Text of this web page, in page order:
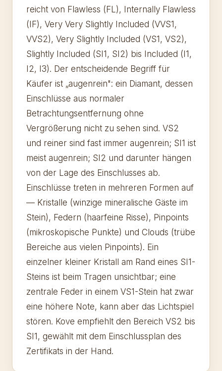
reicht von Flawless (FL), Internally Flawless
(IF), Very Very Slightly Included (VVS1,
VVS2), Very Slightly Included (VS1, VS2),
Slightly Included (SI1, SI2) bis Included (I1,
I2, I3). Der entscheidende Begriff für
Käufer ist „augenrein": ein Diamant, dessen
Einschlüsse aus normaler
Betrachtungsentfernung ohne
Vergrößerung nicht zu sehen sind. VS2
und reiner sind fast immer augenrein; SI1 ist
meist augenrein; SI2 und darunter hängen
von der Lage des Einschlusses ab.
Einschlüsse treten in mehreren Formen auf
— Kristalle (winzige mineralische Gäste im
Stein), Federn (haarfeine Risse), Pinpoints
(mikroskopische Punkte) und Clouds (trübe
Bereiche aus vielen Pinpoints). Ein
einzelner kleiner Kristall am Rand eines SI1-
Steins ist beim Tragen unsichtbar; eine
zentrale Feder in einem VS1-Stein hat zwar
eine höhere Note, kann aber das Lichtspiel
stören. Kove empfiehlt den Bereich VS2 bis
SI1, gewählt mit dem Einschlussplan des
Zertifikats in der Hand.